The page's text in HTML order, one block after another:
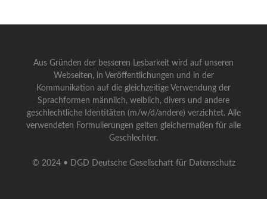
Aus Gründen der besseren Lesbarkeit wird auf unseren
Webseiten, in Veröffentlichungen und in der
Kommunikation auf die gleichzeitige Verwendung der
Sprachformen männlich, weiblich, divers und andere
geschlechtliche Identitäten (m/w/d/andere) verzichtet. Alle
verwendeten Formulierungen gelten gleichermaßen für alle
Geschlechter.
© 2024 • DGD Deutsche Gesellschaft für Datenschutz